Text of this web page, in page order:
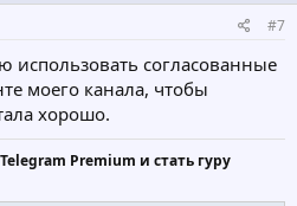
#7
использовать согласованные
моего канала, чтобы
хорошо.
Premium и стать гуру